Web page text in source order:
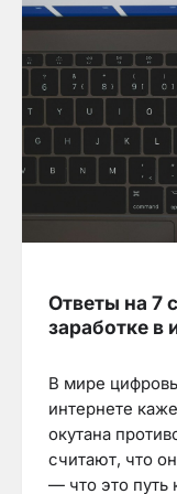
Ответы на 7
заработке в
В мире
интернете
окутана
считают, что
— что это путь